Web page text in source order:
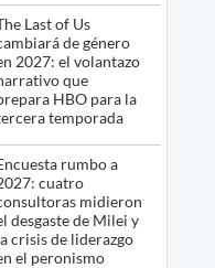
Last of Us
de género
2027: el volantazo
que
HBO para la
temporada
rumbo a
cuatro
midieron
desgaste de Milei y
crisis de liderazgo
el peronismo